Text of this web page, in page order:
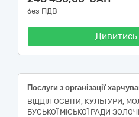
без ПДВ
Дивитись
ВІДДІЛ ОСВІТИ, КУЛЬТУРИ,
БУСЬКОЇ МІСЬКОЇ РАДИ